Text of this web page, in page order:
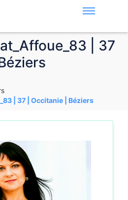
| 37
| 37 | Occitanie | Béziers